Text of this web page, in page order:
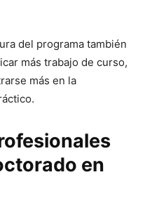
del programa también
más trabajo de curso,
más en la
en